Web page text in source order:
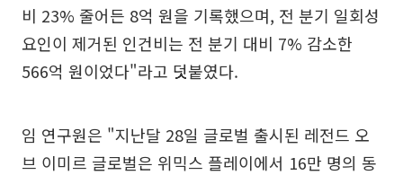
비 23% 줄어든 8억 원을 기록했으며, 전 분기 일회성
요인이 제거된 인건비는 전 분기 대비 7% 감소한
566억 원이었다"라고 덧붙였다.
임 연구원은 "지난달 28일 글로벌 출시된 레전드 오
브 이미르 글로벌은 위믹스 플레이에서 16만 명의 동